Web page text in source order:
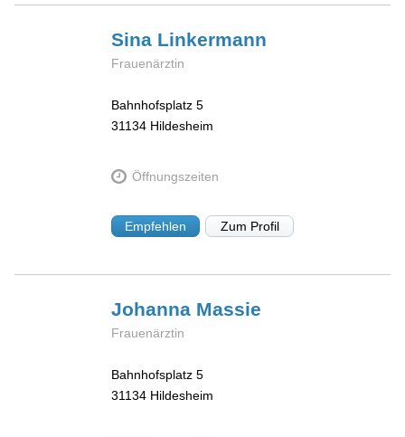
Sina Linkermann
Frauenärztin
Bahnhofsplatz 5
31134 Hildesheim
Öffnungszeiten
Empfehlen Zum Profil
Johanna Massie
Frauenärztin
Bahnhofsplatz 5
31134 Hildesheim